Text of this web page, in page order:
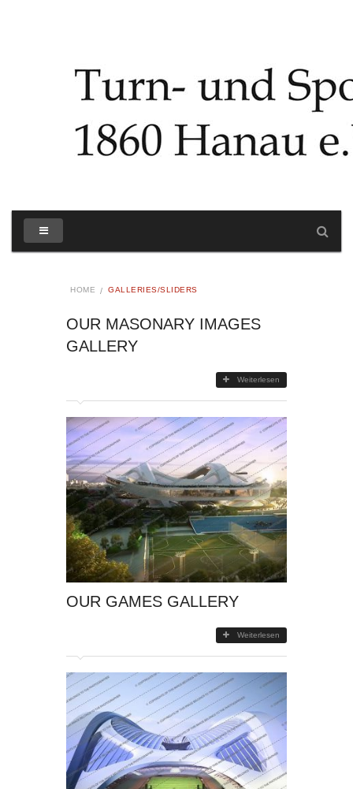
HOME GALLERIES/SLIDERS
OUR MASONARY IMAGES
GALLERY
Weiterlesen
OUR GAMES GALLERY
Weiterlesen